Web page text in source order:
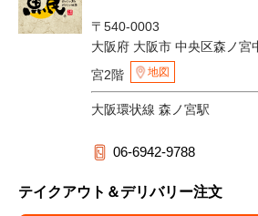
〒540-0003
大阪府 大阪市 中央区森ノ宮
宮2階
地図
大阪環状線 森ノ宮駅
06-6942-9788
テイクアウト＆デリバリー注文